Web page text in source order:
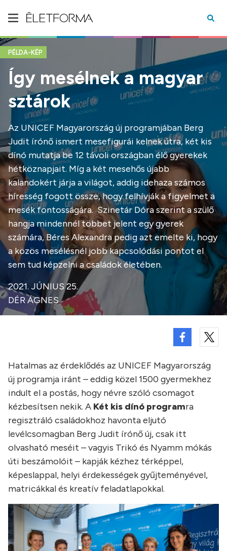
PÉLDA-KÉP
Így mesélnek a magyar
sztárok
Az UNICEF Magyarország új programjában Berg
Judit írónő ismert mesefigurái kelnek útra, két kis
dínó mutatja be 12 távoli országban élő gyerekek
hétköznapjait. Míg a két mesehős újabb
kalandokért járja a világot, addig idehaza számos
híresség fogott össze, hogy felhívják a figyelmet a
mesék fontosságára. Szinetár Dóra szerint a szülő
hangja mindennél többet jelent egy gyerek
számára, Béres Alexandra pedig azt emelte ki, hogy
a közös mesélésnél jobb kapcsolódási pontot el
sem tud képzelni a családok életében.
2021. JÚNIUS 25.
DÉR ÁGNES
Hatalmas az érdeklődés az UNICEF Magyarország
új programja iránt – eddig közel 1500 gyermekhez
indult el a postás, hogy névre szóló csomagot
kézbesítsen nekik. A Két kis dínó programra
regisztráló családokhoz havonta eljutó
levélcsomagban Berg Judit írónő új, csak itt
olvasható meséit – vagyis Trikó és Nyamm mókás
úti beszámolóit – kapják kézhez térképpel,
képeslappal, helyi érdekességek gyűjteményével,
matricákkal és kreatív feladatlapokkal.